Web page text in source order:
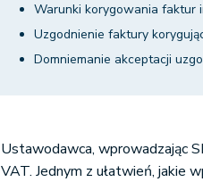
Warunki korygowania faktur
Uzgodnienie faktury
Domniemanie akceptacji
Ustawodawca, wprowadzając
VAT. Jednym z ułatwień, jakie